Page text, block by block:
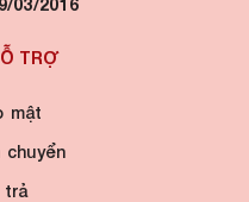
03/2016
TRỢ
mật
chuyển
trả